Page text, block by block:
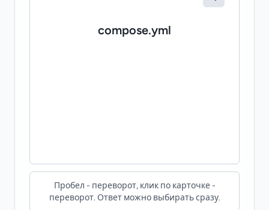
compose.yml
Пробел - переворот, клик по карточке -
переворот. Ответ можно выбирать сразу.